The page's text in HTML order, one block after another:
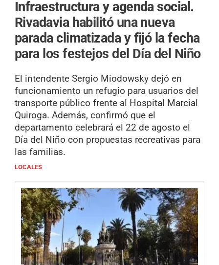
Infraestructura y agenda social.
Rivadavia habilitó una nueva
parada climatizada y fijó la fecha
para los festejos del Día del Niño
El intendente Sergio Miodowsky dejó en
funcionamiento un refugio para usuarios del
transporte público frente al Hospital Marcial
Quiroga. Además, confirmó que el
departamento celebrará el 22 de agosto el
Día del Niño con propuestas recreativas para
las familias.
LOCALES